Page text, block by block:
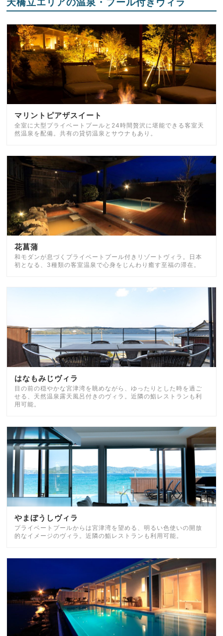
マリントピアザスイート
全室に大型プライベートプールと24時間贅沢に堪能できる客室天
然温泉を配備。共有の貸切温泉とサウナもあり。
花菖蒲
和モダンが息づくプライベートプール付きリゾートヴィラ。日本
初となる、3種類の客室温泉で心身をじんわり癒す至福の滞在。
はなもみじヴィラ
目の前の穏やかな宮津湾を眺めながら、ゆったりとした時を過ご
せる、天然温泉露天風呂付きのヴィラ。近隣の鮨レストランも利
用可能。
やまぼうしヴィラ
プライベートプールからは宮津湾を望める、明るい色使いの開放
的なイメージのヴィラ。近隣の鮨レストランも利用可能。